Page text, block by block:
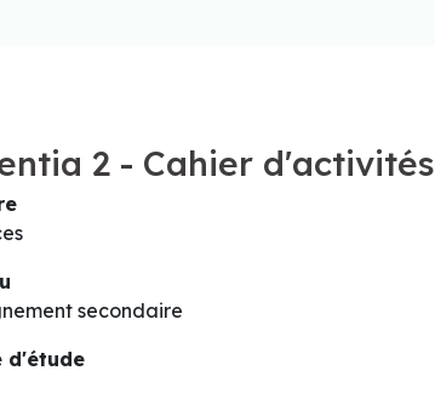
2 - Cahier d'activités
secondaire
d'étude